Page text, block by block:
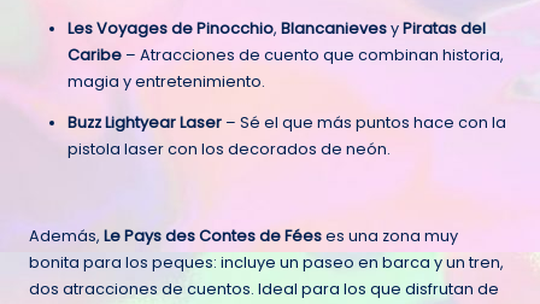
Les Voyages de Pinocchio, BlancanievesyPiratas del
Caribe – Atracciones de cuento que combinan historia,
magia y entretenimiento.
Buzz Lightyear Laser – Sé el que más puntos hace con la
pistola laser con los decorados de neón.
Además, Le Pays des Contes de Féeses una zona muy
bonita para los peques: incluye un paseo en barca y un tren,
dos atracciones de cuentos. Ideal para los que disfrutan de